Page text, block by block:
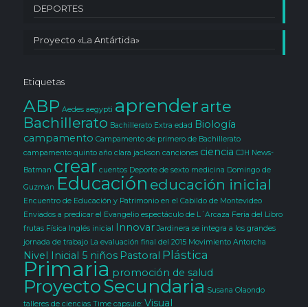
DEPORTES
Proyecto «La Antártida»
Etiquetas
ABP Aedes aegypti aprenderarte
Bachillerato Bachillerato Extra edad Biología
campamento Campamento de primero de Bachillerato
campamento quinto año clara jackson canciones ciencia CJH News-
Batman crear cuentos Deporte de sexto medicina Domingo de
Guzmán Educación educación inicial
Encuentro de Educación y Patrimonio en el Cabildo de Montevideo
Enviados a predicar el Evangelio espectáculo de L´Arcaza Feria del Libro
frutas Física Inglés inicial Innovar Jardinera se integra a los grandes
jornada de trabajo La evaluación final del 2015 Movimiento Antorcha
Nivel Inicial 5 niños Pastoral Plástica
Primaria promoción de salud
ProyectoSecundaria Susana Olaondo
talleres de ciencias Time capsule: Visual